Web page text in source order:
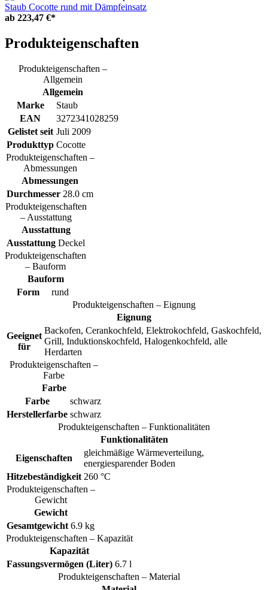
Staub Cocotte rund mit Dämpfeinsatz
ab 223,47 €*
Produkteigenschaften
Produkteigenschaften –
Allgemein
Allgemein
Marke
Staub
EAN
3272341028259
Gelistet seit Juli 2009
Produkttyp Cocotte
Produkteigenschaften –
Abmessungen
Abmessungen
Durchmesser 28.0 cm
Produkteigenschaften
– Ausstattung
Ausstattung
Ausstattung Deckel
Produkteigenschaften
– Bauform
Bauform
Form
rund
Produkteigenschaften – Eignung
Eignung
Geeignet
für
Backofen, Cerankochfeld, Elektrokochfeld, Gaskochfeld,
Grill, Induktionskochfeld, Halogenkochfeld, alle
Herdarten
Produkteigenschaften –
Farbe
Farbe
Farbe
schwarz
Herstellerfarbe schwarz
Produkteigenschaften – Funktionalitäten
Funktionalitäten
Eigenschaften
gleichmäßige Wärmeverteilung,
energiesparender Boden
Hitzebeständigkeit 260 °C
Produkteigenschaften –
Gewicht
Gewicht
Gesamtgewicht 6.9 kg
Produkteigenschaften – Kapazität
Kapazität
Fassungsvermögen (Liter) 6.7 l
Produkteigenschaften – Material